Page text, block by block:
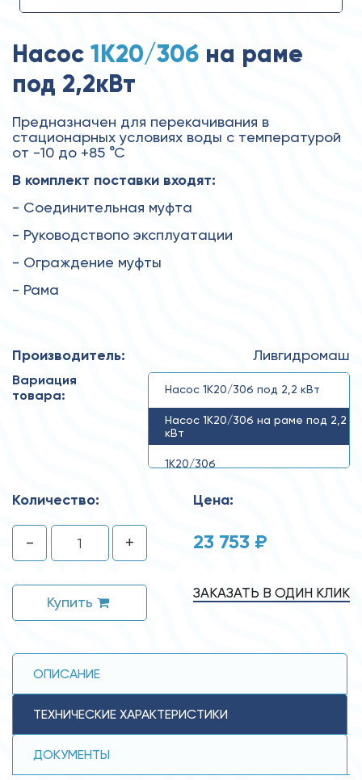
Насос 1К20/30б на раме
под 2,2кВт
Предназначен для перекачивания в
стационарных условиях воды с температурой
от -10 до +85 °С
В комплект поставки входят:
- Соединительная муфта
- Руководствопо эксплуатации
- Ограждение муфты
- Рама
Производитель: Ливгидромаш
Вариация
товара:
Насос 1К20/30б под 2,2 кВт
Насос 1К20/30б на раме под 2,2
кВт
1К20/30б
Количество:
- +
Купить
Цена:
23 753 ₽
ЗАКАЗАТЬ В ОДИН КЛИК
ОПИСАНИЕ
ТЕХНИЧЕСКИЕ ХАРАКТЕРИСТИКИ
ДОКУМЕНТЫ